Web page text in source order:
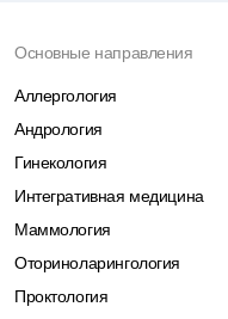
Основные направления
Аллергология
Андрология
Гинекология
Интегративная медицина
Маммология
Оториноларингология
Проктология